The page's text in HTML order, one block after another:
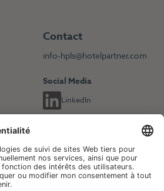
Contact
info-hpls@hotelpartner.com
Social Media
LinkedIn
Choisissez une autre langue
English Deutsch